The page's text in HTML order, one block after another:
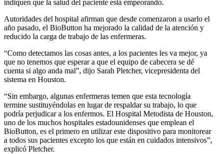
indiquen que la salud del paciente está empeorando.
Autoridades del hospital afirman que desde comenzaron a usarlo el
año pasado, el BioButton ha mejorado la calidad de la atención y
reducido la carga de trabajo de las enfermeras.
“Como detectamos las cosas antes, a los pacientes les va mejor, ya
que no tenemos que esperar a que el equipo de cabecera se dé
cuenta si algo anda mal”, dijo Sarah Pletcher, vicepresidenta del
sistema en Houston.
“Sin embargo, algunas enfermeras temen que esta tecnología
termine sustituyéndolas en lugar de respaldar su trabajo, lo que
podría perjudicar a los enfermos. El Hospital Metodista de Houston,
uno de los muchos hospitales estadounidenses que emplean el
BioButton, es el primero en utilizar este dispositivo para monitorear
a todos sus pacientes excepto los que están en cuidados intensivos”,
explicó Pletcher.